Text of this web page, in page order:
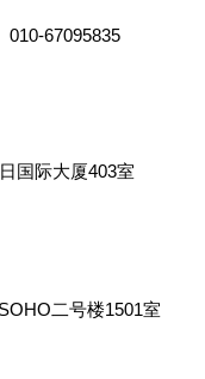
010-67095835
国际大厦403室
二号楼1501室